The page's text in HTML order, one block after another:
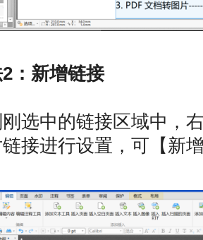
：新增链接
选中的链接区域中，
接进行设置，可【新